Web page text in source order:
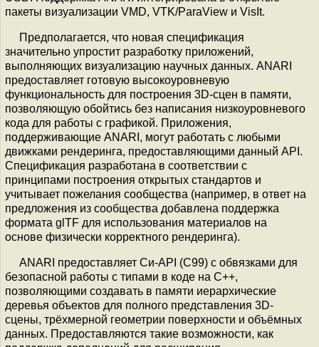
пакеты визуализации VMD, VTK/ParaView и VisIt.
Предполагается, что новая спецификация
значительно упростит разработку приложений,
выполняющих визуализацию научных данных. ANARI
предоставляет готовую высокоуровневую
функциональность для построения 3D-сцен в памяти,
позволяющую обойтись без написания низкоуровневого
кода для работы с графикой. Приложения,
поддерживающие ANARI, могут работать с любыми
движками рендеринга, предоставляющими данный API.
Спецификация разработана в соответствии с
принципами построения открытых стандартов и
учитывает пожелания сообщества (например, в ответ на
предложения из сообщества добавлена поддержка
формата glTF для использования материалов на
основе физически корректного рендеринга).
ANARI предоставляет Си-API (C99) с обвязками для
безопасной работы с типами в коде на C++,
позволяющими создавать в памяти иерархические
деревья объектов для полного представления 3D-
сцены, трёхмерной геометрии поверхности и объёмных
данных. Предоставляются такие возможности, как